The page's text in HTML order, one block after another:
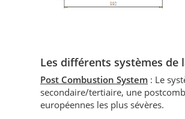
Les différents systèmes de
Post Combustion System : Le
secondaire/tertiaire, une
européennes les plus sévères.